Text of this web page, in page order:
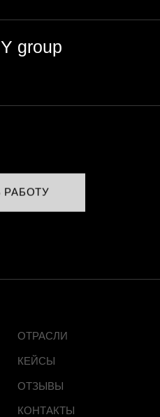
РАБОТУ
ОТРАСЛИ
КЕЙСЫ
ОТЗЫВЫ
КОНТАКТЫ